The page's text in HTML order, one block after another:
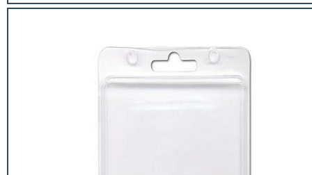
de ser apenas um invólucro desses pr...